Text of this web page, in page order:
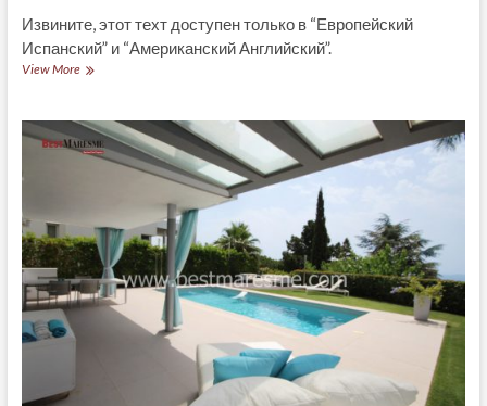
Извините, этот техт доступен только в “Европейский
Испанский” и “Американский Английский”.
View More(Español)
magia
de
nuestras
bodegas
del
MARESME